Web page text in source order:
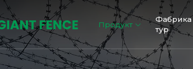
Продукт
Фабрика
тур